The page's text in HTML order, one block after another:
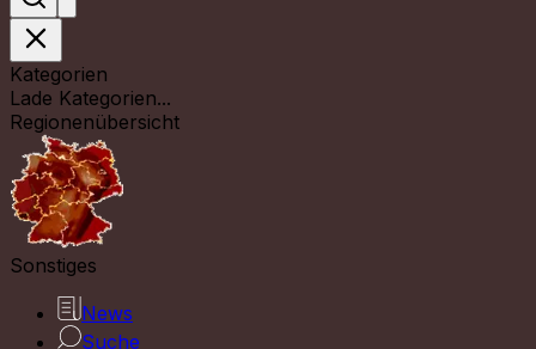
Kategorien
Lade Kategorien...
Regionenübersicht
Sonstiges
News
Suche